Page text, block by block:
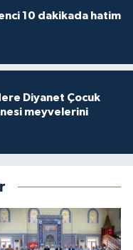
10 dakikada hatim
Diyanet Çocuk
meyvelerini